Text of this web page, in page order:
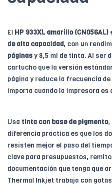
El HP 933XL amarillo (CN056AL)
de alta capacidad, con un
páginasy 8,5 ml de tinta. Al ser
cartucho que la versión
página y reduce la frecuencia
importa cuando la impresora es
Usa tinta con base de pigmento,
diferencia práctica es que los
resisten mejor el paso del
clave para presupuestos,
documentación que tenga que
Thermal Inkjet trabaja con